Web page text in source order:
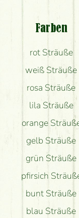
Welche
Bekomme ich
Farben
rot Sträuße
weiß Sträuße
rosa Sträuße
lila Sträuße
orange
gelb Sträuße
grün Sträuße
pfirsich
bunt Sträuße
blau Sträuße